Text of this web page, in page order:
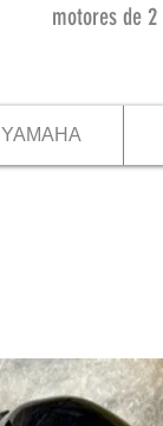
motores de
YAMAHA